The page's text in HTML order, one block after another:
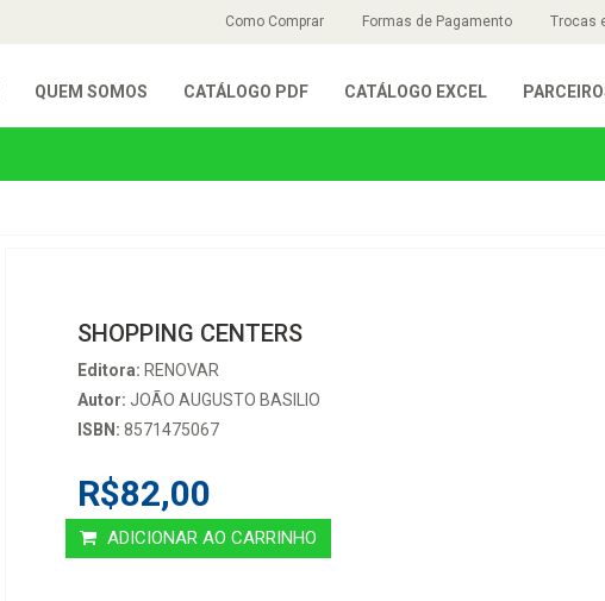
Como Comprar Formas de Pagamento Trocas
QUEM SOMOS CATÁLOGO PDF CATÁLOGO EXCEL
SHOPPING CENTERS
Editora: RENOVAR
Autor: JOÃO AUGUSTO BASILIO
ISBN: 8571475067
R$82,00
ADICIONAR AO CARRINHO